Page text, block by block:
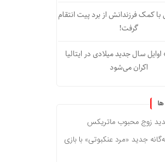
با کمک فرزندانش از برد پیت انتقام
گرفت!
سال جدید میلادی در ایتالیا
اکران می‌شود
زوج محبوب ماتریکس
جدید «مرد عنکبوتی» با بازی